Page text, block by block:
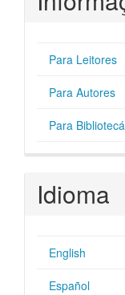
Para Leitores
Para Autores
Para
Idioma
English
Español